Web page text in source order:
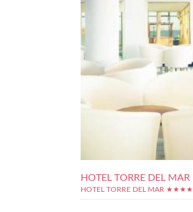
HOTEL TORRE DEL MAR
HOTEL TORRE DEL MAR ★★★★